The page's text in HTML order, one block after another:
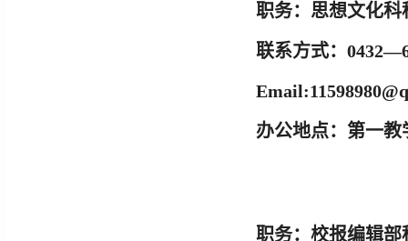
职务： 思想文化科
联系方式：
Email:
办公地点： 第一教
职务： 校报编辑部